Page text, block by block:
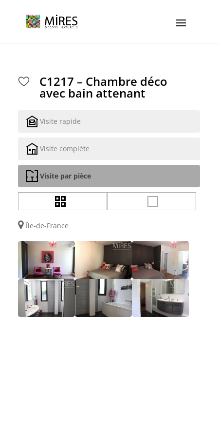
C1217 – Chambre déco
avec bain attenant
Visite rapide
Visite complète
Visite par pièce
Île-de-France